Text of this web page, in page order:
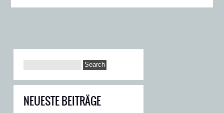
NEUESTE BEITRÄGE